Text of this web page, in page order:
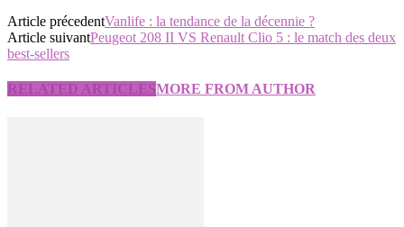
Article précedentVanlife : la tendance de la décennie ?
Article suivantPeugeot 208 II VS Renault Clio 5 : le match des deux
best-sellers
RELATED ARTICLESMORE FROM AUTHOR